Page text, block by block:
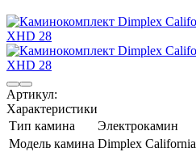
Артикул:
Характеристики
Тип камина
Электрокамин
Модель камина Dimplex California